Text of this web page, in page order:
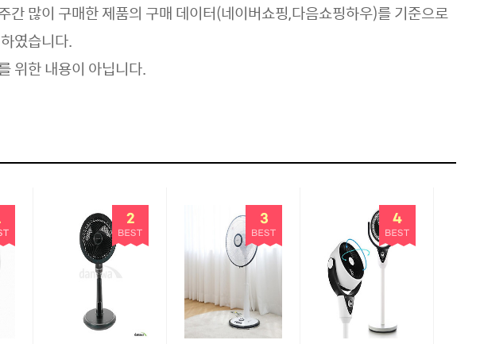
간 많이 구매한 제품의 구매 데이터(네이버쇼핑,다음쇼핑하우)를 기준으로
였습니다.
위한 내용이 아닙니다.